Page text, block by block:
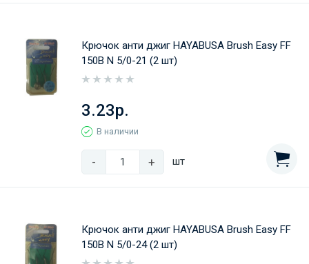
Крючок анти джиг HAYABUSA Brush Easy FF
150B N 5/0-21 (2 шт)
3.23р.
В наличии
- + шт
Крючок анти джиг HAYABUSA Brush Easy FF
150B N 5/0-24 (2 шт)